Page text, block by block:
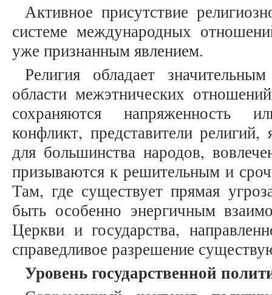
Активное присутствие
системе международных
уже признанным явлением.
Религия обладает
области межэтнических
сохраняются напряженность
конфликт, представители
для большинства народов,
призываются к решительным и
Там, где существует прямая
быть особенно энергичным
Церкви и государства,
справедливое разрешение
Уровень государственной